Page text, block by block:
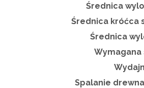
Średnica
Średnica króćca
Średnica
Wymagana
Spalanie